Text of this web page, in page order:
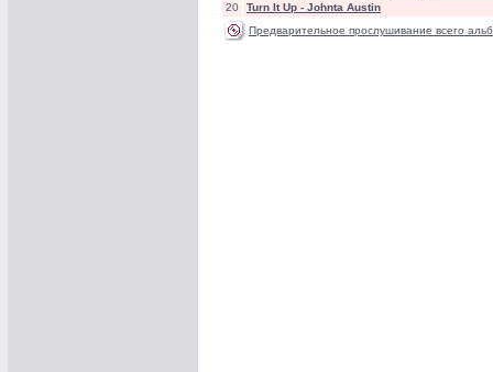
20
Turn It Up - Johnta Austin
Предварительное прослушивание всего